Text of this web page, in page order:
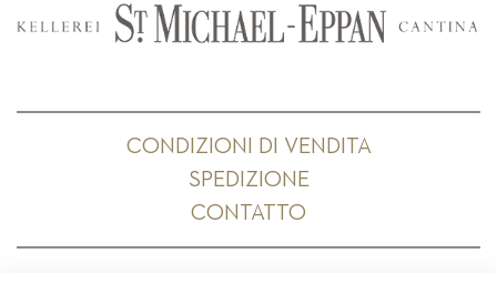
CONDIZIONI DI VENDITA
SPEDIZIONE
CONTATTO